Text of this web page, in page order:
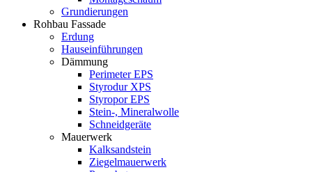
Grundierungen
Rohbau Fassade
Erdung
Hauseinführungen
Dämmung
Perimeter EPS
Styrodur XPS
Styropor EPS
Stein-, Mineralwolle
Schneidgeräte
Mauerwerk
Kalksandstein
Ziegelmauerwerk